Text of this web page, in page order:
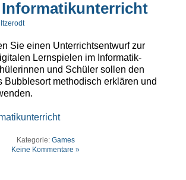
Informatikunterricht
Sie einen Unterrichtsentwurf zur
Lernspielen im Informatik-
und Schüler sollen den
Bubblesort methodisch erklären und
Kategorie: Games
Keine Kommentare »